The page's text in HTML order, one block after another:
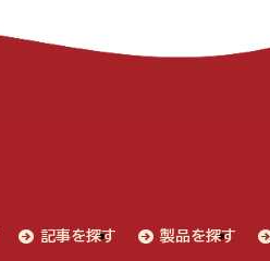
記事を探す 製品を探す